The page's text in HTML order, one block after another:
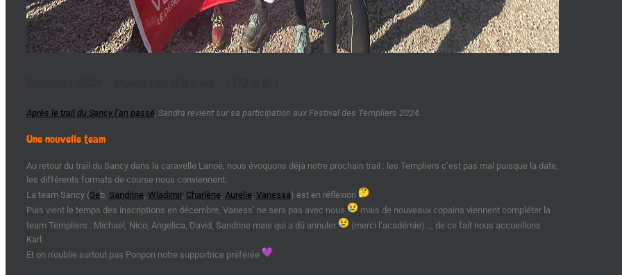
Après le trail du Sancy l’an passé , Sandra revient sur sa participation aux Festival des Templiers 2024.
Une nouvelle team
Au retour du trail du Sancy dans la caravelle Lanoë, nous évoquons déjà notre prochain trail : les Templiers c’est pas mal puisque la date,
les différents formats de course nous conviennent.
La team Sancy (Seb, Sandrine Wladimir, Charlène Aurelie Vanessa) est en réflexion
Puis vient le temps des inscriptions en décembre, Vaness’ ne sera pas avec nous
mais de nouveaux copains viennent compléter la
team Templiers : Michael, Nico, Angelica, David, Sandrine mais qui a dû annuler
(merci l’académie)…, de ce fait nous accueillons
Karl.
Et on n’oublie surtout pas Ponpon notre supportrice préférée